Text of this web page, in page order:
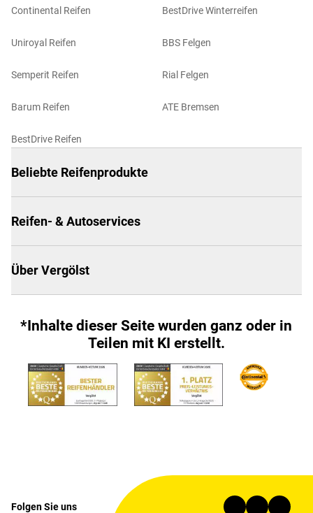
Continental Reifen
Uniroyal Reifen
Semperit Reifen
Barum Reifen
BestDrive Reifen
BestDrive Winterreifen
BBS Felgen
Rial Felgen
ATE Bremsen
Beliebte Reifenprodukte
Reifen- & Autoservices
Über Vergölst
*Inhalte dieser Seite wurden ganz oder in
Teilen mit KI erstellt.
Folgen Sie uns